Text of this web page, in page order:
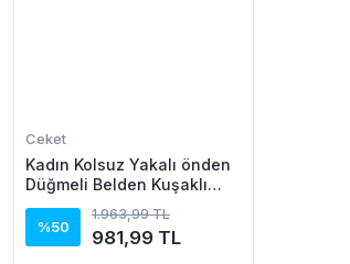
Ceket
Kadın Kolsuz Yakalı önden
Düğmeli Belden Kuşaklı
Atlas Ceket
%50
1.963,99 TL
981,99 TL